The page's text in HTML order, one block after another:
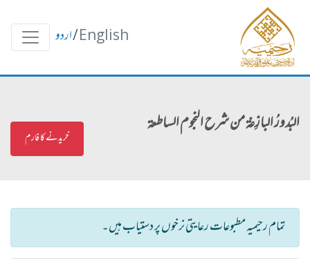
English
/اردو
البُدورُ البازِغة من شرح النجوم الساطعة
خریدنے کا فارم
تمام رحیمیہ مطبوعات رعایتی نرخوں پر دستیاب ہیں۔